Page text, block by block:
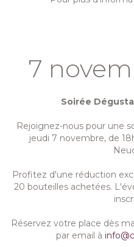
7
Soirée
Rejoignez-nous pour une
jeudi 7 novembre, de
Profitez d'une réduction
20 bouteilles achetées.
Réservez votre place dès
par email à